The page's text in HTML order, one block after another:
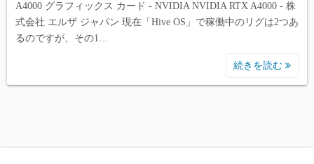
A4000 グラフィックス カード - NVIDIA NVIDIA RTX A4000 - 株
式会社 エルザ ジャパン 現在「Hive OS」で稼働中のリグは2つあ
るのですが、その1…
続きを読む